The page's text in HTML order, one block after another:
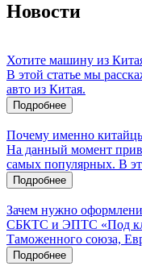
Новости
Хотите машину из
В этой статье мы
авто из Китая.
Подробнее
Почему именно
На данный момент
самых популярных. В
Подробнее
Зачем нужно
СБКТС и ЭПТС «Под
Таможенного союза,
Подробнее